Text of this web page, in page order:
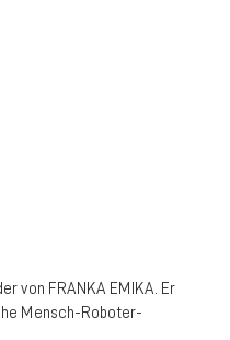
von FRANKA EMIKA. Er
Mensch-Roboter-